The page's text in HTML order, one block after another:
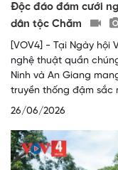
Độc đáo đám cưới
dân tộc Chăm
[VOV4] - Tại Ngày hội
nghệ thuật quần
Ninh và An Giang
truyền thống đậm sắc
26/06/2026